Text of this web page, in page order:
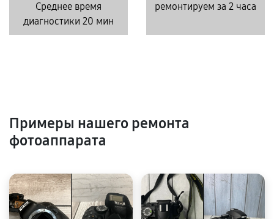
Среднее время
диагностики 20 мин
ремонтируем за 2 часа
Примеры нашего ремонта
фотоаппарата